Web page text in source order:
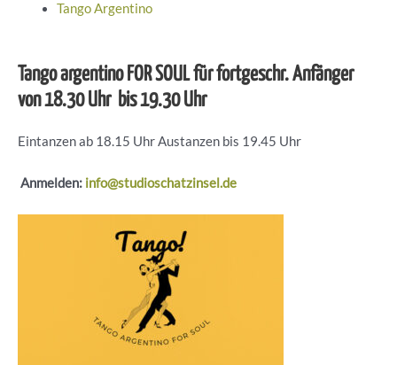
Tango Argentino
Tango argentino FOR SOUL für fortgeschr. Anfänger
von 18.30 Uhr bis 19.30 Uhr
Eintanzen ab 18.15 Uhr Austanzen bis 19.45 Uhr
Anmelden: info@studioschatzinsel.de